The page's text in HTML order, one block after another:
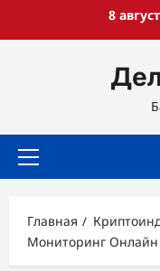
8
Основное
Главная
Мониторинг